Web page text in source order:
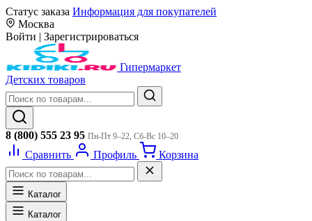
Статус заказа Информация для покупателей
Москва
Войти | Зарегистрироваться
Гипермаркет
Детских товаров
8 (800) 555 23 95 Пн-Пт 9–22, Сб-Вс 10–20
Сравнить Профиль Корзина
Каталог
Каталог